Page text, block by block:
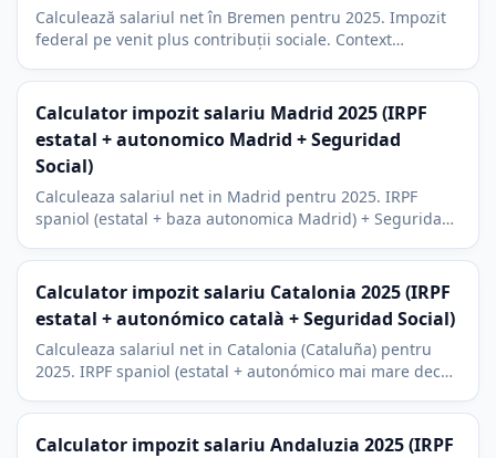
Calculează salariul net în Bremen pentru 2025. Impozit
federal pe venit plus contribuții sociale. Context
Calculator impozit salariu Madrid 2025 (IRPF
estatal + autonomico Madrid + Seguridad
Social)
Calculeaza salariul net in Madrid pentru 2025. IRPF
spaniol (estatal + baza autonomica Madrid) + Seguridad
autonomic.
Calculator impozit salariu Catalonia 2025 (IRPF
estatal + autonómico català + Seguridad Social)
Calculeaza salariul net in Catalonia (Cataluña) pentru
2025. IRPF spaniol (estatal + autonómico mai mare decat
Barcelona.
Calculator impozit salariu Andaluzia 2025 (IRPF